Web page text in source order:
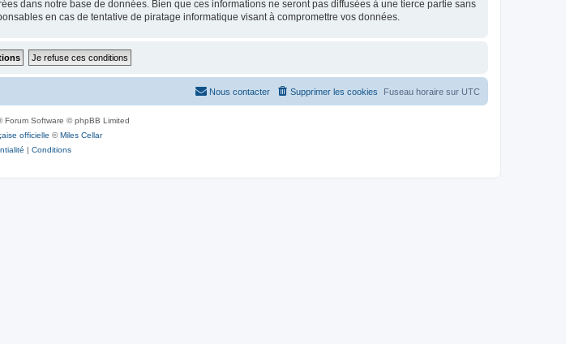
dans notre base de données. Bien que ces informations ne seront pas diffusées à une tierce partie sans
en cas de tentative de piratage informatique visant à compromettre vos données.
Fuseau horaire sur UTC
Supprimer les cookies
Nous contacter
Forum Software © phpBB Limited
officielle ©Miles Cellar
| Conditions